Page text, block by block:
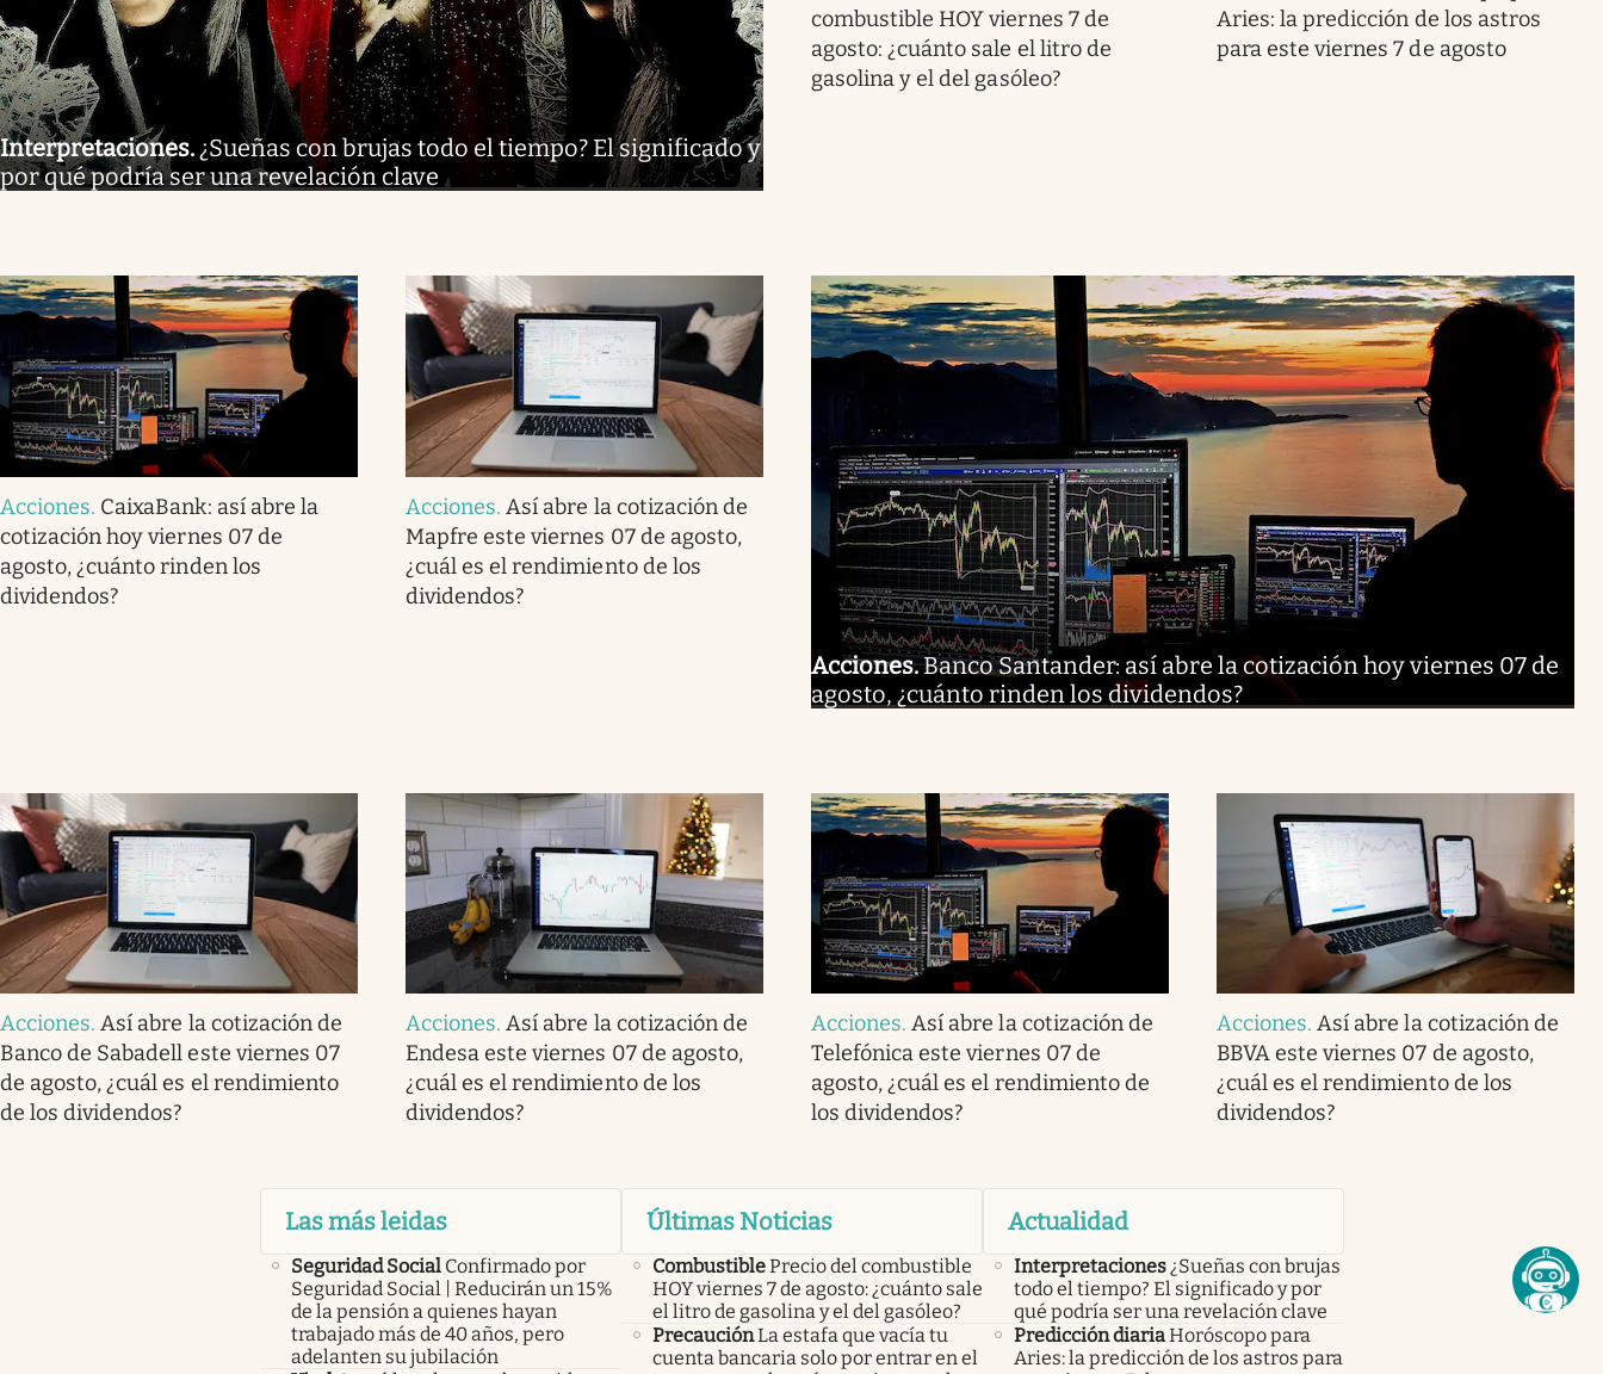
Interpretaciones. ¿Sueñas con brujas todo el tiempo? El significado y
por qué podría ser una revelación clave
combustible HOY viernes 7 de
agosto: ¿cuánto sale el litro de
gasolina y el del gasóleo?
Aries: la predicción de los astros
para este viernes 7 de agosto
Acciones. CaixaBank: así abre la
cotización hoy viernes 07 de
agosto, ¿cuánto rinden los
dividendos?
Acciones.Así abre la cotización de
Mapfre este viernes 07 de agosto,
¿cuál es el rendimiento de los
dividendos?
Acciones.Banco Santander: así abre la cotización hoy viernes 07 de
agosto, ¿cuánto rinden los dividendos?
Acciones.Así abre la cotización de
Banco de Sabadell este viernes 07
de agosto, ¿cuál es el rendimiento
de los dividendos?
Acciones.Así abre la cotización de
Endesa este viernes 07 de agosto,
¿cuál es el rendimiento de los
dividendos?
Acciones.Así abre la cotización de
Telefónica este viernes 07 de
agosto, ¿cuál es el rendimiento de
los dividendos?
Acciones.Así abre la cotización de
BBVA este viernes 07 de agosto,
¿cuál es el rendimiento de los
dividendos?
Las más leidas
Seguridad Social Confirmado por
Seguridad Social | Reducirán un 15%
de la pensión a quienes hayan
trabajado más de 40 años, pero
adelanten su jubilación
Últimas Noticias
CombustiblePrecio del combustible
HOY viernes 7 de agosto: ¿cuánto sale
el litro de gasolina y el del gasóleo?
PrecauciónLa estafa que vacía tu
cuenta bancaria solo por entrar en el
Actualidad
Interpretaciones¿Sueñas con brujas
todo el tiempo? El significado y por
qué podría ser una revelación clave
Predicción diariaHoróscopo para
Aries: la predicción de los astros para